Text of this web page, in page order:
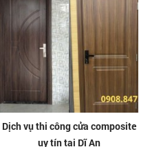
Dịch vụ thi công cửa composite
uy tín tại Dĩ An